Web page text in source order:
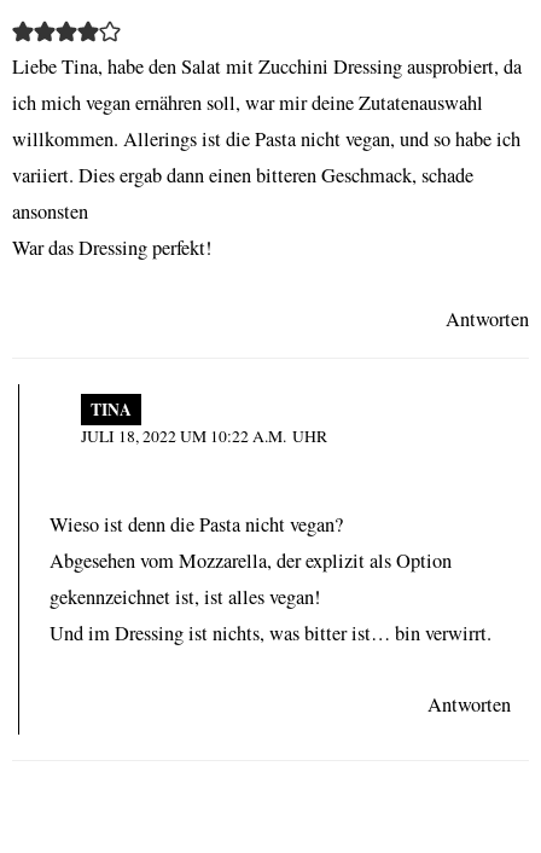
Liebe Tina, habe den Salat mit Zucchini Dressing ausprobiert, da
ich mich vegan ernähren soll, war mir deine Zutatenauswahl
willkommen. Allerings ist die Pasta nicht vegan, und so habe ich
variiert. Dies ergab dann einen bitteren Geschmack, schade
ansonsten
War das Dressing perfekt!
Antworten
TINA
JULI 18, 2022 UM 10:22 A.M. UHR
Wieso ist denn die Pasta nicht vegan?
Abgesehen vom Mozzarella, der explizit als Option
gekennzeichnet ist, ist alles vegan!
Und im Dressing ist nichts, was bitter ist… bin verwirrt.
Antworten